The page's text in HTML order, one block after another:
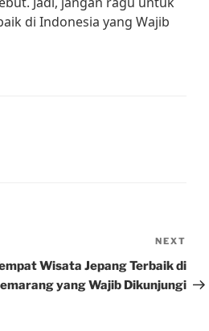
di Indonesia yang Wajib
Post
NEXT
Wisata Jepang Terbaik di
yang Wajib Dikunjungi